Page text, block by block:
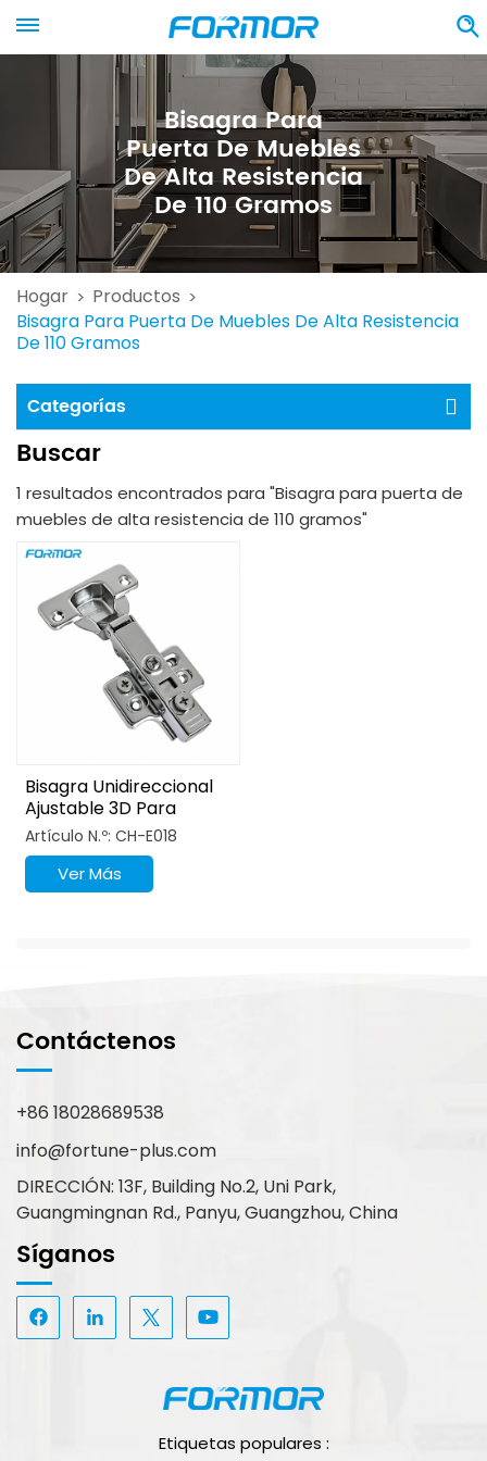
Bisagra Para
Puerta De Muebles
De Alta Resistencia
De 110 Gramos
Hogar > Productos >
Bisagra Para Puerta De Muebles De Alta Resistencia
De 110 Gramos
Categorías
Buscar
1 resultados encontrados para "Bisagra para puerta de
muebles de alta resistencia de 110 gramos"
Bisagra Unidireccional
Ajustable 3D Para
Muebles De Cocina
Artículo N.º: CH-E018
Ver Más
Contáctenos
+86 18028689538
info@fortune-plus.com
DIRECCIÓN: 13F, Building No.2, Uni Park,
Guangmingnan Rd., Panyu, Guangzhou, China
Síganos
Etiquetas populares :